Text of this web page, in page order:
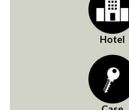
Hotel